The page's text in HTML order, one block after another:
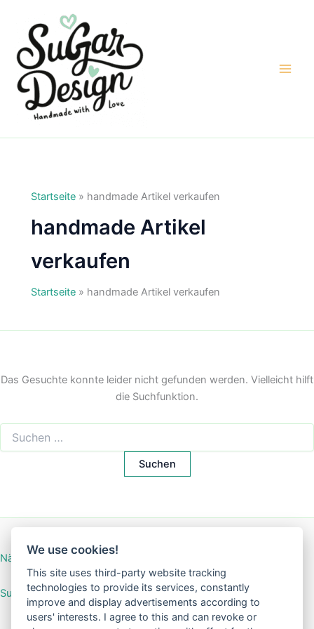
springen
Startseite» handmade Artikel verkaufen
handmade Artikel
verkaufen
Startseite» handmade Artikel verkaufen
Das Gesuchte konnte leider nicht gefunden werden. Vielleicht hilft
die Suchfunktion.
nach:
Nähanleitung Mini-Börse
SuGar Design Shop
We use cookies!
This site uses third-party website tracking
technologies to provide its services, constantly
improve and display advertisements according to
users' interests. I agree to this and can revoke or